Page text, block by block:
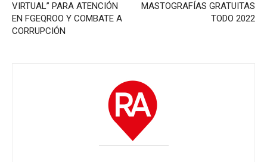
VIRTUAL” PARA ATENCIÓN
EN FGEQROO Y COMBATE A
CORRUPCIÓN
MASTOGRAFÍAS GRATUITAS
TODO 2022